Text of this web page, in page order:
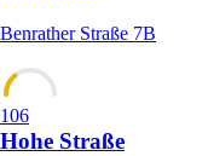
Benrather Straße 7B
106
Hohe Straße